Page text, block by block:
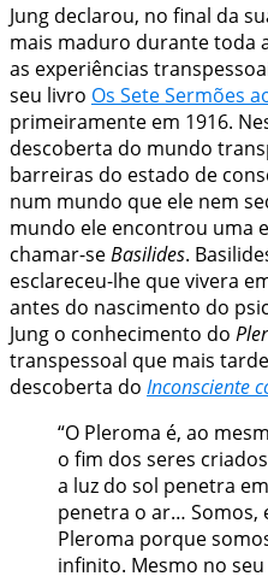
Jung declarou, no final da
mais maduro durante toda
as experiências
seu livro Os Sete Sermões
primeiramente em 1916.
descoberta do mundo
barreiras do estado de
num mundo que ele nem
mundo ele encontrou uma
chamar-seBasilides.
esclareceu-lhe que vivera
antes do nascimento do
Jung o conhecimento do
transpessoal que mais
descoberta do Inconsciente
“O Pleroma é, ao
o fim dos seres
a luz do sol penetra
penetra o ar…
Pleroma porque
infinito. Mesmo no